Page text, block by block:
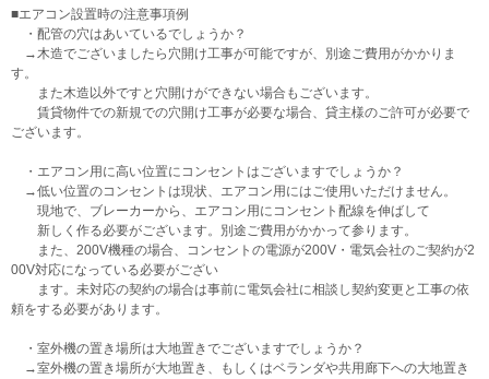
■エアコン設置時の注意事項例
・配管の穴はあいているでしょうか？
→木造でございましたら穴開け工事が可能ですが、別途ご費用がかかりま
す。
また木造以外ですと穴開けができない場合もございます。
賃貸物件での新規での穴開け工事が必要な場合、貸主様のご許可が必要で
ございます。
・エアコン用に高い位置にコンセントはございますでしょうか？
→低い位置のコンセントは現状、エアコン用にはご使用いただけません。
現地で、ブレーカーから、エアコン用にコンセント配線を伸ばして
新しく作る必要がございます。別途ご費用がかかって参ります。
また、200V機種の場合、コンセントの電源が200V・電気会社のご契約が2
00V対応になっている必要がござい
ます。未対応の契約の場合は事前に電気会社に相談し契約変更と工事の依
頼をする必要があります。
・室外機の置き場所は大地置きでございますでしょうか？
→室外機の置き場所が大地置き、もしくはベランダや共用廊下への大地置き